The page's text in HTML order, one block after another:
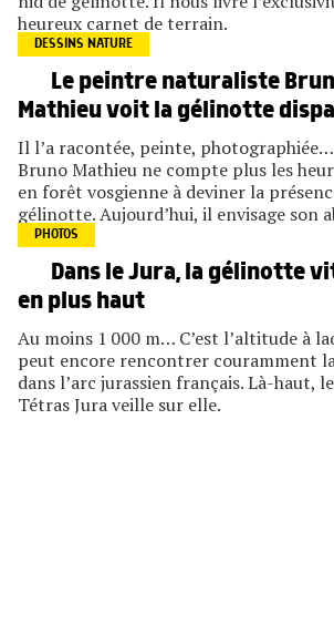
heureux carnet de terrain.
DESSINS NATURE
Le peintre naturaliste
Mathieu voit la gélinotte
Il l’a racontée, peinte, photographiée…
Bruno Mathieu ne compte plus les
en forêt vosgienne à deviner la
gélinotte. Aujourd’hui, il envisage son
PHOTOS
Dans le Jura, la gélinotte
en plus haut
Au moins 1 000 m… C’est l’altitude à
peut encore rencontrer couramment
dans l’arc jurassien français. Là-haut,
Tétras Jura veille sur elle.